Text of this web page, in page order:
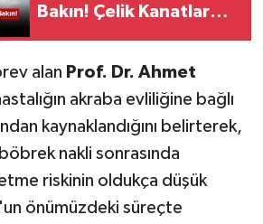
Bakın! Çelik Kanatlar
alan Prof. Dr. Ahmet
akraba evliliğine bağlı
kaynaklandığını belirterek,
nakli sonrasında
riskinin oldukça düşük
önümüzdeki süreçte